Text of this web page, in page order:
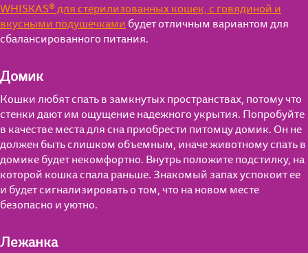
Для котят от 1 до 12 мес.
Для взрослых кошек
Для кошек старше 7 лет
Мнение экспертов
Полезные материалы
WHISKAS® для стерилизованных кошек, с говядиной и
вкусными подушечками будет отличным вариантом для
сбалансированного питания.
Домик
Кошки любят спать в замкнутых пространствах, потому что
стенки дают им ощущение надежного укрытия. Попробуйте
в качестве места для сна приобрести питомцу домик. Он не
должен быть слишком объемным, иначе животному спать в
домике будет некомфортно. Внутрь положите подстилку, на
которой кошка спала раньше. Знакомый запах успокоит ее
и будет сигнализировать о том, что на новом месте
безопасно и уютно.
Лежанка